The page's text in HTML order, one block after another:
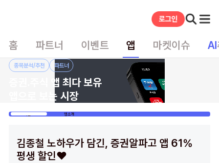
홈 파트너 이벤트 앱 마켓이슈 AI
종목분석/추천 파트너
증권.주식 앱 최다 보유
앱으로 보는 시장
앱소개
김종철 노하우가 담긴, 증권알파고 앱 61%
평생 할인❤